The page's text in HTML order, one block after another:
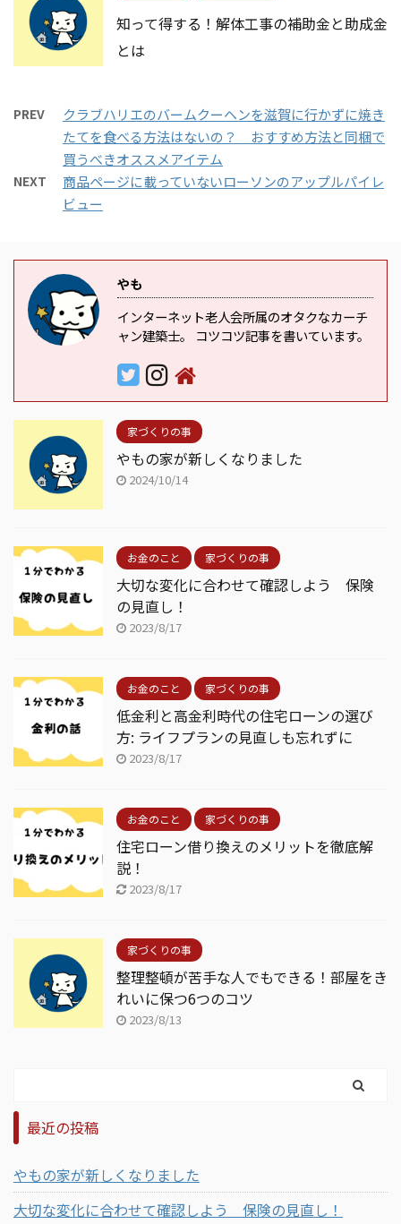
知って得する！解体工事の補助金と助成金
とは
PREV
クラブハリエのバームクーヘンを滋賀に行かずに焼き
たてを食べる方法はないの？ おすすめ方法と同梱で
買うべきオススメアイテム
NEXT
商品ページに載っていないローソンのアップルパイレ
ビュー
やも
インターネット老人会所属のオタクなカーチ
ャン建築士。 コツコツ記事を書いています。
家づくりの事
やもの家が新しくなりました
2024/10/14
お金のこと 家づくりの事
大切な変化に合わせて確認しよう 保険
の見直し！
2023/8/17
お金のこと 家づくりの事
低金利と高金利時代の住宅ローンの選び
方: ライフプランの見直しも忘れずに
2023/8/17
お金のこと 家づくりの事
住宅ローン借り換えのメリットを徹底解
説！
2023/8/17
家づくりの事
整理整頓が苦手な人でもできる！部屋をき
れいに保つ6つのコツ
2023/8/13
最近の投稿
やもの家が新しくなりました
大切な変化に合わせて確認しよう 保険の見直し！